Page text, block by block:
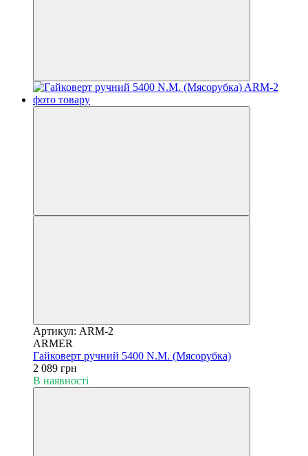
Артикул: ARM-2
ARMER
Гайковерт ручний 5400 N.M. (Мясорубка)
2 089 грн
В наявності